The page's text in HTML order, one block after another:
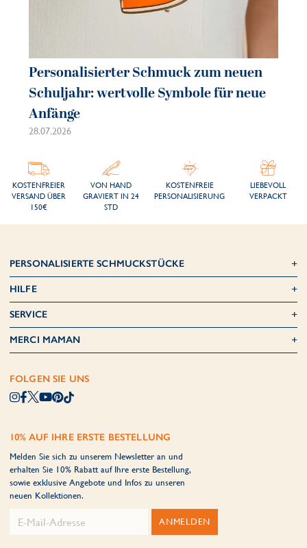
Personalisierter Schmuck zum neuen
Schuljahr: wertvolle Symbole für neue
Anfänge
28.07.2026
KOSTENFREIER
VERSAND ÜBER
150€
VON HAND
GRAVIERT IN 24
STD
KOSTENFREIE
PERSONALISIERUNG
LIEBEVOLL
VERPACKT
PERSONALISIERTE SCHMUCKSTÜCKE
HILFE
SERVICE
MERCI MAMAN
FOLGEN SIE UNS
10% AUF IHRE ERSTE BESTELLUNG
Melden Sie sich zu unserem Newsletter an und
erhalten Sie 10% Rabatt auf Ihre erste Bestellung,
sowie exklusive Angebote und Infos zu unseren
neuen Kollektionen.
ANMELDEN